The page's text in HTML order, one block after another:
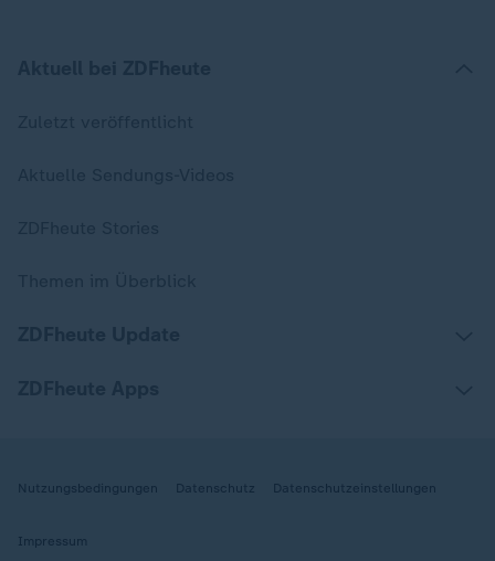
Nutzungsbedingungen Datenschutz Datenschutzeinstellungen
Impressum